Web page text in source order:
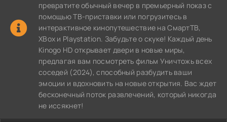
превратите обычный вечер в премьерный показ с
помощью ТВ-приставки или погрузитесь в
интерактивное кинопутешествие на СмартТВ,
XBox и Playstation. Забудьте о скуке! Каждый день
Kinogo HD открывает двери в новые миры,
предлагая вам посмотреть фильм Уничтожь всех
соседей (2024), способный разбудить ваши
эмоции и вдохновить на новые открытия. Вас ждет
бесконечный поток развлечений, который никогда
не иссякнет!